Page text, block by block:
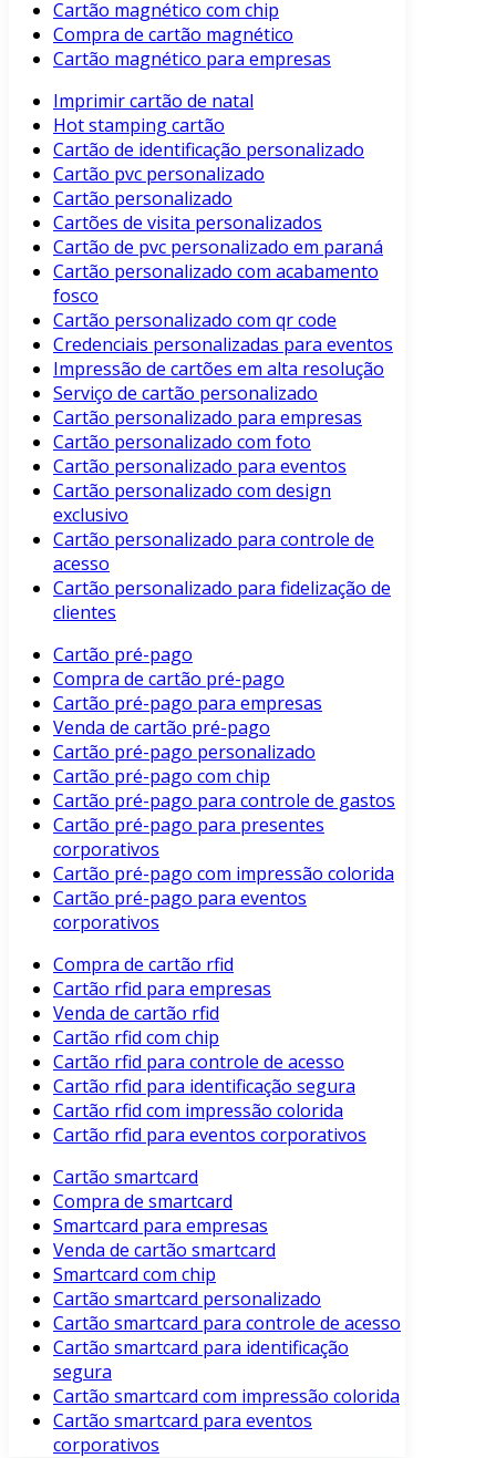
Cartão magnético com chip
Compra de cartão magnético
Cartão magnético para empresas
Imprimir cartão de natal
Hot stamping cartão
Cartão de identificação personalizado
Cartão pvc personalizado
Cartão personalizado
Cartões de visita personalizados
Cartão de pvc personalizado em paraná
Cartão personalizado com acabamento
fosco
Cartão personalizado com qr code
Credenciais personalizadas para eventos
Impressão de cartões em alta resolução
Serviço de cartão personalizado
Cartão personalizado para empresas
Cartão personalizado com foto
Cartão personalizado para eventos
Cartão personalizado com design
exclusivo
Cartão personalizado para controle de
acesso
Cartão personalizado para fidelização de
clientes
Cartão pré-pago
Compra de cartão pré-pago
Cartão pré-pago para empresas
Venda de cartão pré-pago
Cartão pré-pago personalizado
Cartão pré-pago com chip
Cartão pré-pago para controle de gastos
Cartão pré-pago para presentes
corporativos
Cartão pré-pago com impressão colorida
Cartão pré-pago para eventos
corporativos
Compra de cartão rfid
Cartão rfid para empresas
Venda de cartão rfid
Cartão rfid com chip
Cartão rfid para controle de acesso
Cartão rfid para identificação segura
Cartão rfid com impressão colorida
Cartão rfid para eventos corporativos
Cartão smartcard
Compra de smartcard
Smartcard para empresas
Venda de cartão smartcard
Smartcard com chip
Cartão smartcard personalizado
Cartão smartcard para controle de acesso
Cartão smartcard para identificação
segura
Cartão smartcard com impressão colorida
Cartão smartcard para eventos
corporativos